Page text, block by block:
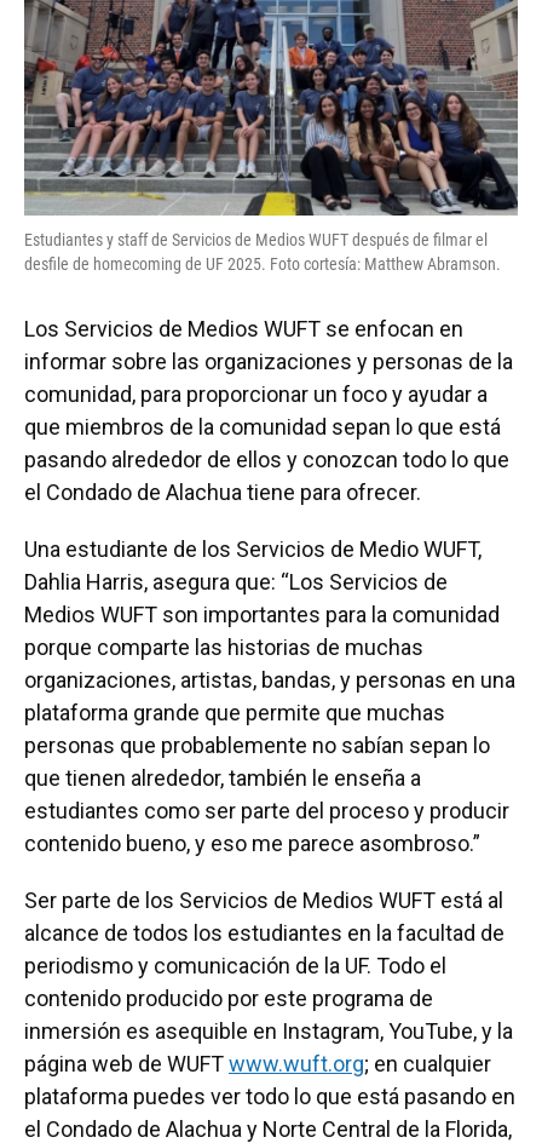
Estudiantes y staff de Servicios de Medios WUFT después de filmar el
desfile de homecoming de UF 2025. Foto cortesía: Matthew Abramson.
Los Servicios de Medios WUFT se enfocan en
informar sobre las organizaciones y personas de la
comunidad, para proporcionar un foco y ayudar a
que miembros de la comunidad sepan lo que está
pasando alrededor de ellos y conozcan todo lo que
el Condado de Alachua tiene para ofrecer.
Una estudiante de los Servicios de Medio WUFT,
Dahlia Harris, asegura que: “Los Servicios de
Medios WUFT son importantes para la comunidad
porque comparte las historias de muchas
organizaciones, artistas, bandas, y personas en una
plataforma grande que permite que muchas
personas que probablemente no sabían sepan lo
que tienen alrededor, también le enseña a
estudiantes como ser parte del proceso y producir
contenido bueno, y eso me parece asombroso.”
Ser parte de los Servicios de Medios WUFT está al
alcance de todos los estudiantes en la facultad de
periodismo y comunicación de la UF. Todo el
contenido producido por este programa de
inmersión es asequible en Instagram, YouTube, y la
página web de WUFTwww.wuft.org; en cualquier
plataforma puedes ver todo lo que está pasando en
el Condado de Alachua y Norte Central de la Florida,